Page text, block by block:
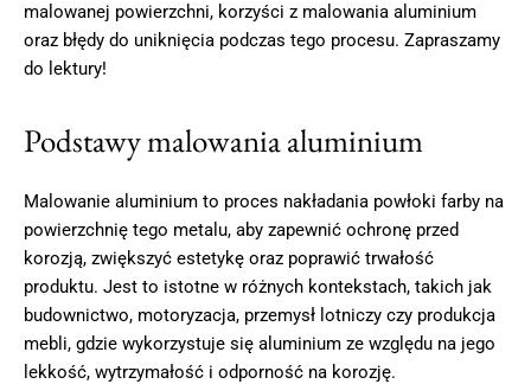
malowanej powierzchni, korzyści z malowania aluminium
oraz błędy do uniknięcia podczas tego procesu. Zapraszamy
do lektury!
Podstawy malowania aluminium
Malowanie aluminium to proces nakładania powłoki farby na
powierzchnię tego metalu, aby zapewnić ochronę przed
korozją, zwiększyć estetykę oraz poprawić trwałość
produktu. Jest to istotne w różnych kontekstach, takich jak
budownictwo, motoryzacja, przemysł lotniczy czy produkcja
mebli, gdzie wykorzystuje się aluminium ze względu na jego
lekkość, wytrzymałość i odporność na korozję.